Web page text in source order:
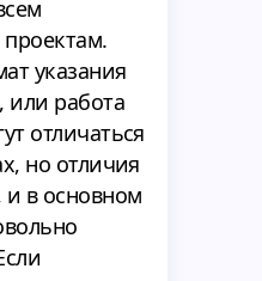
указания
или работа
отличаться
но отличия
и в основном